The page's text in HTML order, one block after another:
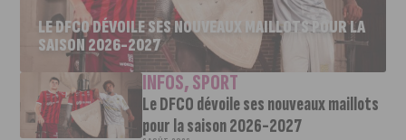
LE DFCO DÉVOILE SES NOUVEAUX MAILLOTS POUR LA
SAISON 2026-2027
INFOS,SPORT
Le DFCO dévoile ses nouveaux maillots
pour la saison 2026-2027